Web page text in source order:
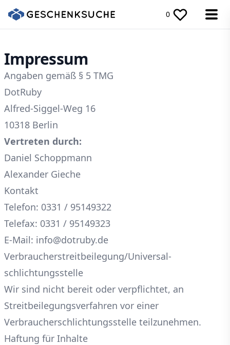
0
Impressum
Angaben gemäß § 5 TMG
DotRuby
Alfred-Siggel-Weg 16
10318 Berlin
Vertreten durch:
Daniel Schoppmann
Alexander Gieche
Kontakt
Telefon: 0331 / 95149322
Telefax: 0331 / 95149323
E-Mail: info@dotruby.de
Verbraucher­streit­beilegung/Universal­
schlichtungs­stelle
Wir sind nicht bereit oder verpflichtet, an
Streitbeilegungsverfahren vor einer
Verbraucherschlichtungsstelle teilzunehmen.
Haftung für Inhalte